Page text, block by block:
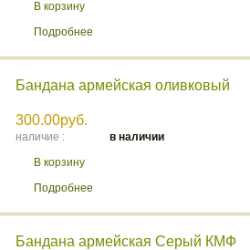
В корзину
Подробнее
Бандана армейская оливковый
300.00руб.
наличие :
в наличии
В корзину
Подробнее
Бандана армейская Серый КМФ